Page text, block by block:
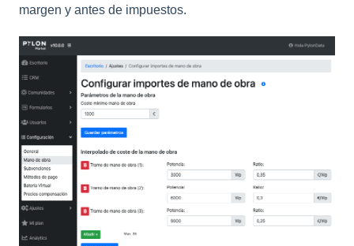
margen y antes de impuestos.